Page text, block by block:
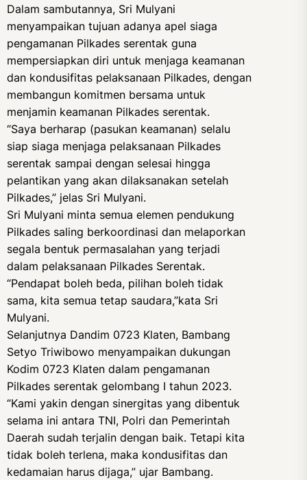
Dalam sambutannya, Sri Mulyani
menyampaikan tujuan adanya apel siaga
pengamanan Pilkades serentak guna
mempersiapkan diri untuk menjaga keamanan
dan kondusifitas pelaksanaan Pilkades, dengan
membangun komitmen bersama untuk
menjamin keamanan Pilkades serentak.
“Saya berharap (pasukan keamanan) selalu
siap siaga menjaga pelaksanaan Pilkades
serentak sampai dengan selesai hingga
pelantikan yang akan dilaksanakan setelah
Pilkades,” jelas Sri Mulyani.
Sri Mulyani minta semua elemen pendukung
Pilkades saling berkoordinasi dan melaporkan
segala bentuk permasalahan yang terjadi
dalam pelaksanaan Pilkades Serentak.
“Pendapat boleh beda, pilihan boleh tidak
sama, kita semua tetap saudara,”kata Sri
Mulyani.
Selanjutnya Dandim 0723 Klaten, Bambang
Setyo Triwibowo menyampaikan dukungan
Kodim 0723 Klaten dalam pengamanan
Pilkades serentak gelombang I tahun 2023.
“Kami yakin dengan sinergitas yang dibentuk
selama ini antara TNI, Polri dan Pemerintah
Daerah sudah terjalin dengan baik. Tetapi kita
tidak boleh terlena, maka kondusifitas dan
kedamaian harus dijaga,” ujar Bambang.